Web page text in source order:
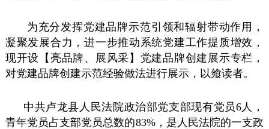
为充分发挥党建品牌示范引领和辐射带动作用，
凝聚发展合力，进一步推动系统党建工作提质增效，
现开设【亮品牌、展风采】党建品牌创建展示专栏，
对党建品牌创建示范经验做法进行展示，以飨读者。
中共卢龙县人民法院政治部党支部现有党员6人，
青年党员占支部党员总数的83%，是人民法院的一支政